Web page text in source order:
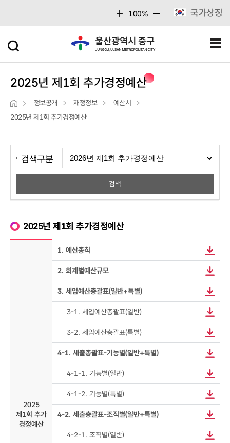
100% 국가상징
2025년 제1회 추가경정예산
정보공개 재정정보
예산서
2025년 제1회 추가경정예산
검색구분
2025년 제1회 추가경정예산
2025
제1회 추가
경정예산
1. 예산총칙
2. 회계별예산규모
3. 세입예산총괄표(일반+특별)
3-1. 세입예산총괄표(일반)
3-2. 세입예산총괄표(특별)
4-1. 세출총괄표-기능별(일반+특별)
4-1-1. 기능별(일반)
4-1-2. 기능별(특별)
4-2. 세출총괄표-조직별(일반+특별)
4-2-1. 조직별(일반)